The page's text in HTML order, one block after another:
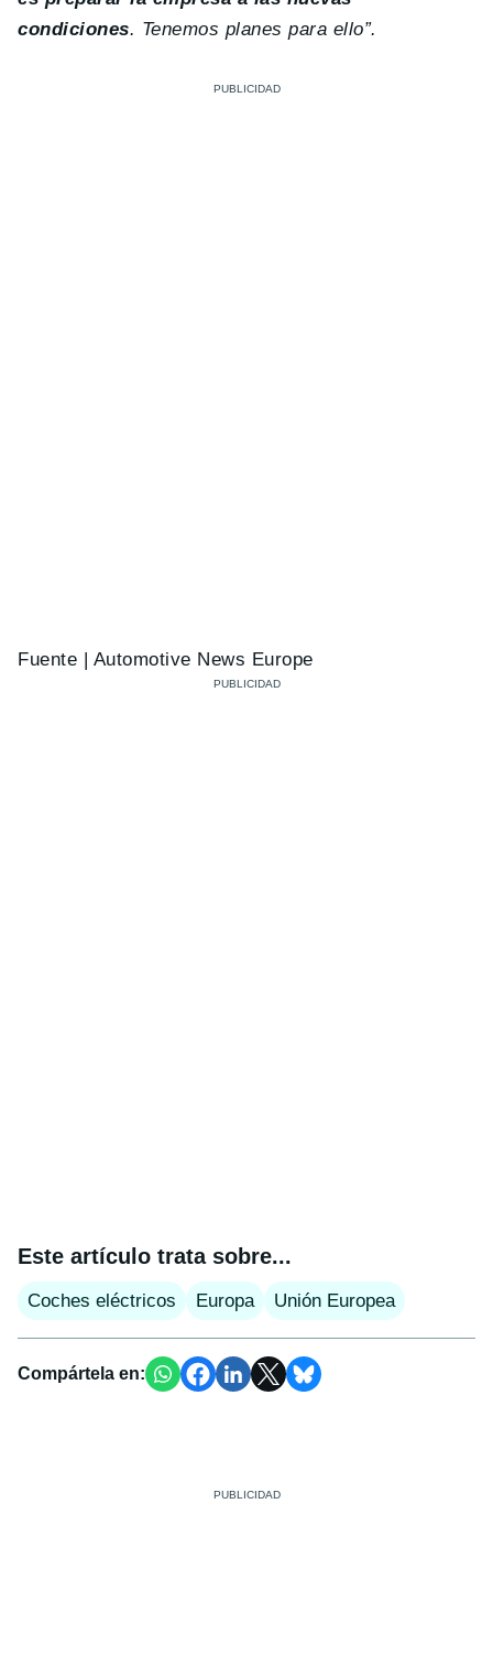
condiciones. Tenemos planes para ello”.
Fuente | Automotive News Europe
Este artículo trata sobre...
Coches eléctricos Europa Unión Europea
Compártela en: